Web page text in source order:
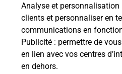
Analyse et personnalisation
clients et personnaliser en
communications en
Publicité : permettre de
en lien avec vos centres
en dehors.
téléassistance
Comment est
téléassistance